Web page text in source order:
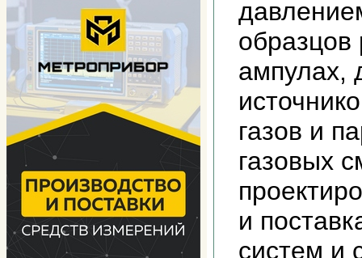
образцов
ампулах,
газов и
газовых
и
систем и